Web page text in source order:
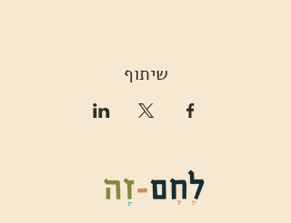
שיתוף